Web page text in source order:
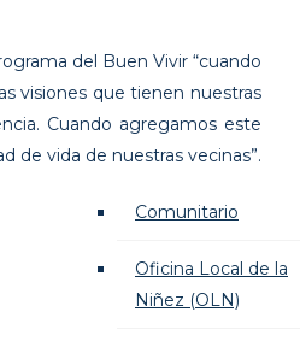
Comunitario
Oficina Local de la
Niñez (OLN)
del Buen Vivir “cuando
visiones que tienen nuestras
Cuando agregamos este
de vida de nuestras vecinas”.